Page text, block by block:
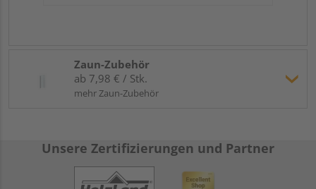
Zaun-Zubehör
ab 7,98 € / Stk.
mehr Zaun-Zubehör
Unsere Zertifizierungen und Partner